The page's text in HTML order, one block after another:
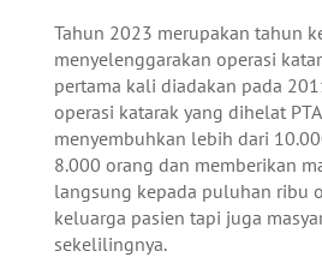
Tahun 2023 merupakan tahun
menyelenggarakan operasi
pertama kali diadakan pada
operasi katarak yang dihelat
menyembuhkan lebih dari
8.000 orang dan memberikan
langsung kepada puluhan ribu
keluarga pasien tapi juga
sekelilingnya.